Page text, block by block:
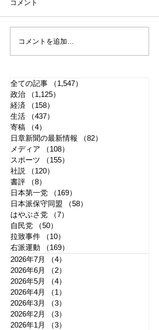
「懲役二七年」で問われ
る司法 国民感情は判決
コメント
コメントを追加…
全ての記事 （1,547）
政治
（1,125）
経済
（158）
生活
（437）
寄稿
（4）
日章新聞の最新情報
（82）
メディア
（108）
スポーツ
（155）
社説
（120）
書評
（8）
日本第一党
（169）
日本派保守同盟
（58）
はやぶさ党
（7）
自民党
（50）
拉致事件
（10）
右派運動
（169）
2026年7月
（4）
2026年6月
（2）
2026年5月
（4）
2026年4月
（1）
2026年3月
（3）
2026年2月
（3）
2026年1月
（3）